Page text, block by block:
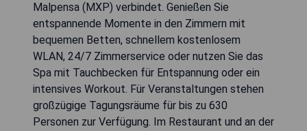
Malpensa (MXP) verbindet. Genießen Sie
entspannende Momente in den Zimmern mit
bequemen Betten, schnellem kostenlosem
WLAN, 24/7 Zimmerservice oder nutzen Sie das
Spa mit Tauchbecken für Entspannung oder ein
intensives Workout. Für Veranstaltungen stehen
großzügige Tagungsräume für bis zu 630
Personen zur Verfügung. Im Restaurant und an der